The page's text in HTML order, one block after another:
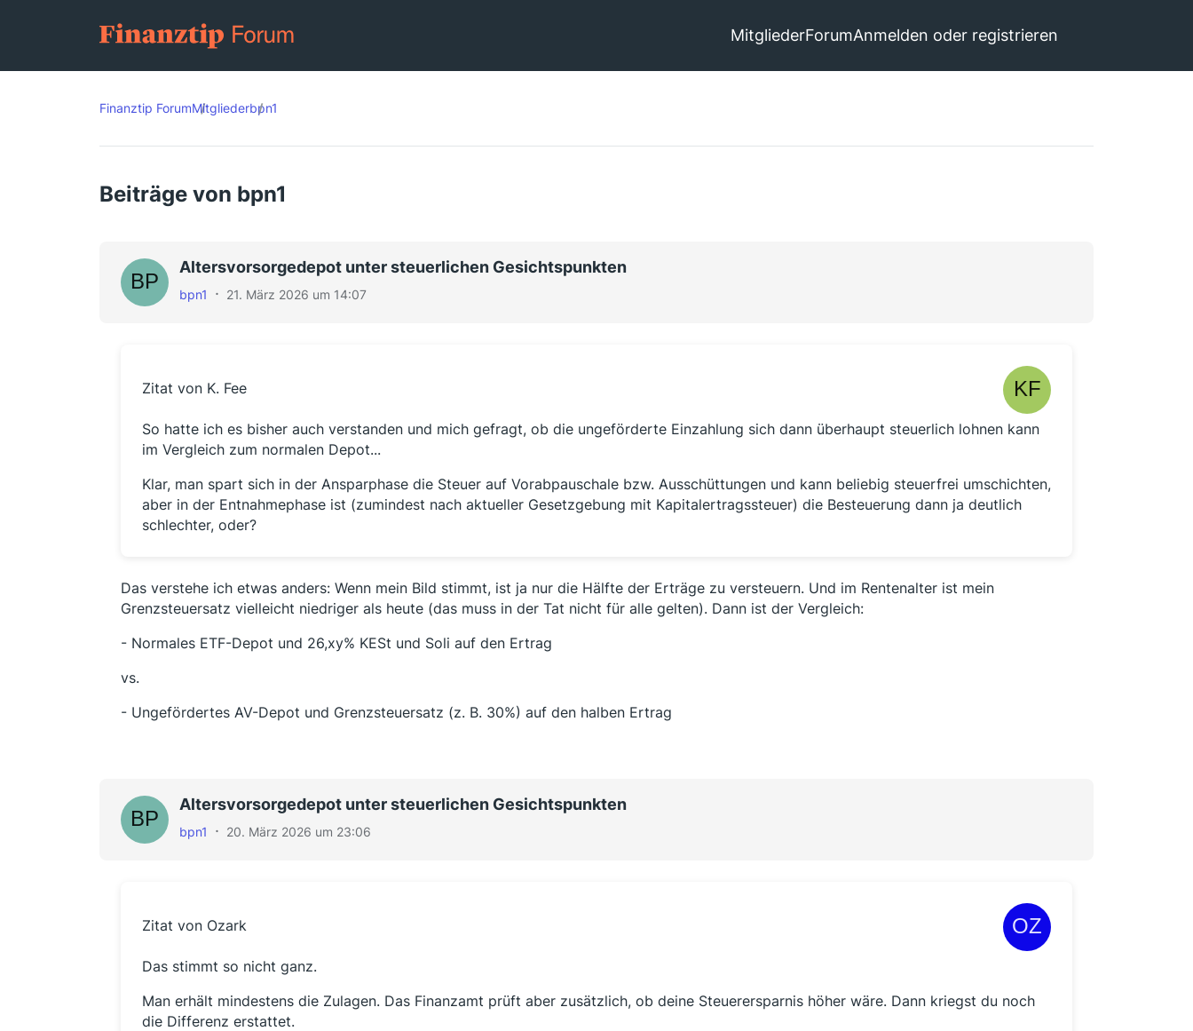
MitgliederForumAnmelden oder registrieren
Finanztip ForumMitgliederbpn1
Beiträge von bpn1
Altersvorsorgedepot unter steuerlichen Gesichtspunkten
bpn1 21. März 2026 um 14:07
Zitat von K. Fee
So hatte ich es bisher auch verstanden und mich gefragt, ob die ungeförderte Einzahlung sich dann überhaupt steuerlich lohnen kann
im Vergleich zum normalen Depot...
Klar, man spart sich in der Ansparphase die Steuer auf Vorabpauschale bzw. Ausschüttungen und kann beliebig steuerfrei umschichten,
aber in der Entnahmephase ist (zumindest nach aktueller Gesetzgebung mit Kapitalertragssteuer) die Besteuerung dann ja deutlich
schlechter, oder?
Das verstehe ich etwas anders: Wenn mein Bild stimmt, ist ja nur die Hälfte der Erträge zu versteuern. Und im Rentenalter ist mein
Grenzsteuersatz vielleicht niedriger als heute (das muss in der Tat nicht für alle gelten). Dann ist der Vergleich:
- Normales ETF-Depot und 26,xy% KESt und Soli auf den Ertrag
vs.
- Ungefördertes AV-Depot und Grenzsteuersatz (z. B. 30%) auf den halben Ertrag
Altersvorsorgedepot unter steuerlichen Gesichtspunkten
bpn1 20. März 2026 um 23:06
Zitat von Ozark
Das stimmt so nicht ganz.
Man erhält mindestens die Zulagen. Das Finanzamt prüft aber zusätzlich, ob deine Steuerersparnis höher wäre. Dann kriegst du noch
die Differenz erstattet.